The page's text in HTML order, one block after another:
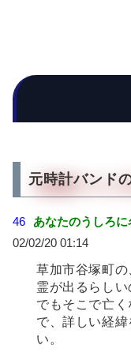
元時計バンド
46 あなたのうしろに
02/02/20 01:14
草加市谷塚町
霊が出るらしい
でもそこで亡
で、詳しい経
い。